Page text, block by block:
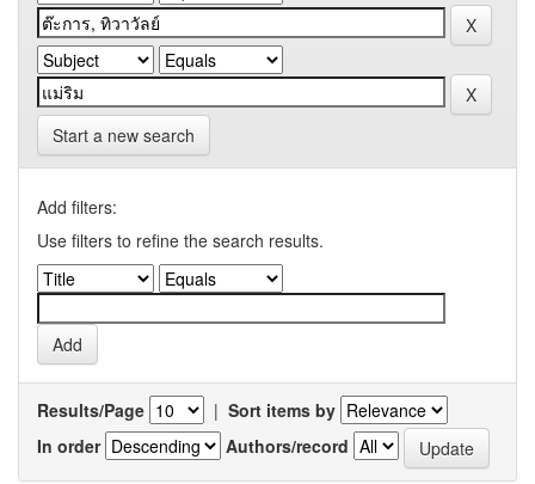
Start a new search
Add filters:
Use filters to refine the search results.
Results/Page | Sort items by
In order
Authors/record